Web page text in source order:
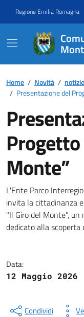
Regione Emilia Romagna
Contenuti in
Home / Novità / notizie
/ Presentazione del
Progetto
Monte”
Dettagli
L'Ente Parco
invita la cittadinanza
"Il Giro del Monte",
dedicato alla scoperta
Data:
12 Maggio 2026
Condividi